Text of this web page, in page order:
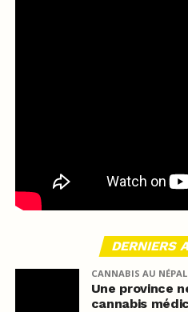
DERNIERS
CANNABIS AU NÉPAL
Une province
cannabis